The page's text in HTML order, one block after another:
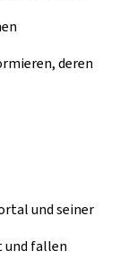
deren
und seiner
und fallen